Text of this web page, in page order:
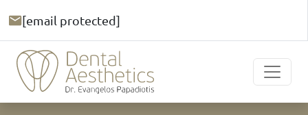
[email protected]